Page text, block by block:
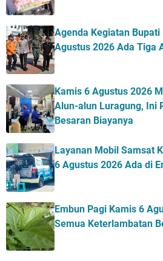
Agenda Kegiatan
Agustus 2026 Ada Tiga
Kamis 6 Agustus 2026
Alun-alun Luragung, Ini
Besaran Biayanya
Layanan Mobil Samsat
6 Agustus 2026 Ada di
Embun Pagi Kamis 6
Semua Keterlambatan